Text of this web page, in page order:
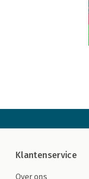
Klantenservice
Over ons